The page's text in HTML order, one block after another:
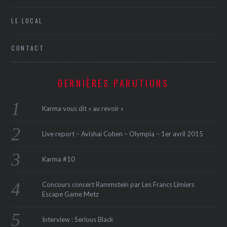
LE LOCAL
CONTACT
DERNIÈRES PARUTIONS
Karma vous dit « au revoir »
Live report – Avishai Cohen – Olympia – 1er avril 2015
Karma #10
Concours concert Rammstein par Les Francs Limiers
Escape Game Metz
Interview : Serious Black